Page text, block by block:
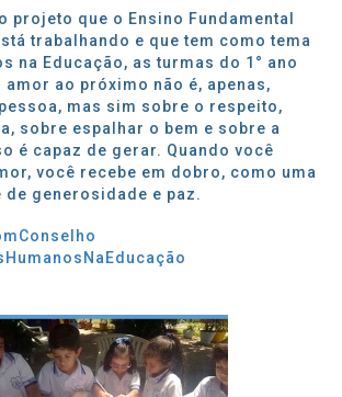
projeto que o Ensino Fundamental
trabalhando e que tem como tema
na Educação, as turmas do 1° ano
ao próximo não é, apenas,
mas sim sobre o respeito,
sobre espalhar o bem e sobre a
é capaz de gerar. Quando você
você recebe em dobro, como uma
generosidade e paz.